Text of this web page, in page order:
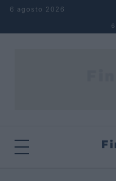
Saltar al contenido
6 agosto 2026